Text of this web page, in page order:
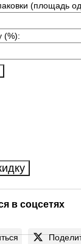
(площадь
(%):
в соцсетях